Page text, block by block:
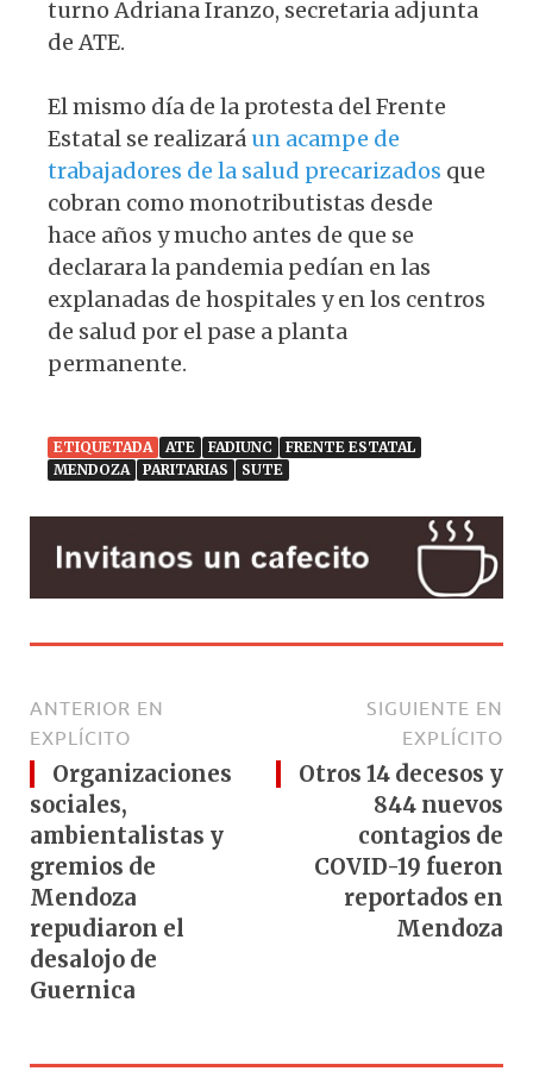
turno Adriana Iranzo, secretaria adjunta
de ATE.
El mismo día de la protesta del Frente
Estatal se realizará un acampe de
trabajadores de la salud precarizados que
cobran como monotributistas desde
hace años y mucho antes de que se
declarara la pandemia pedían en las
explanadas de hospitales y en los centros
de salud por el pase a planta
permanente.
ETIQUETADA ATE FADIUNC
FRENTE ESTATAL
MENDOZA
PARITARIAS SUTE
ANTERIOR EN
EXPLÍCITO
Organizaciones
sociales,
ambientalistas y
gremios de
Mendoza
repudiaron el
desalojo de
Guernica
SIGUIENTE EN
EXPLÍCITO
Otros 14 decesos y
844 nuevos
contagios de
COVID-19 fueron
reportados en
Mendoza